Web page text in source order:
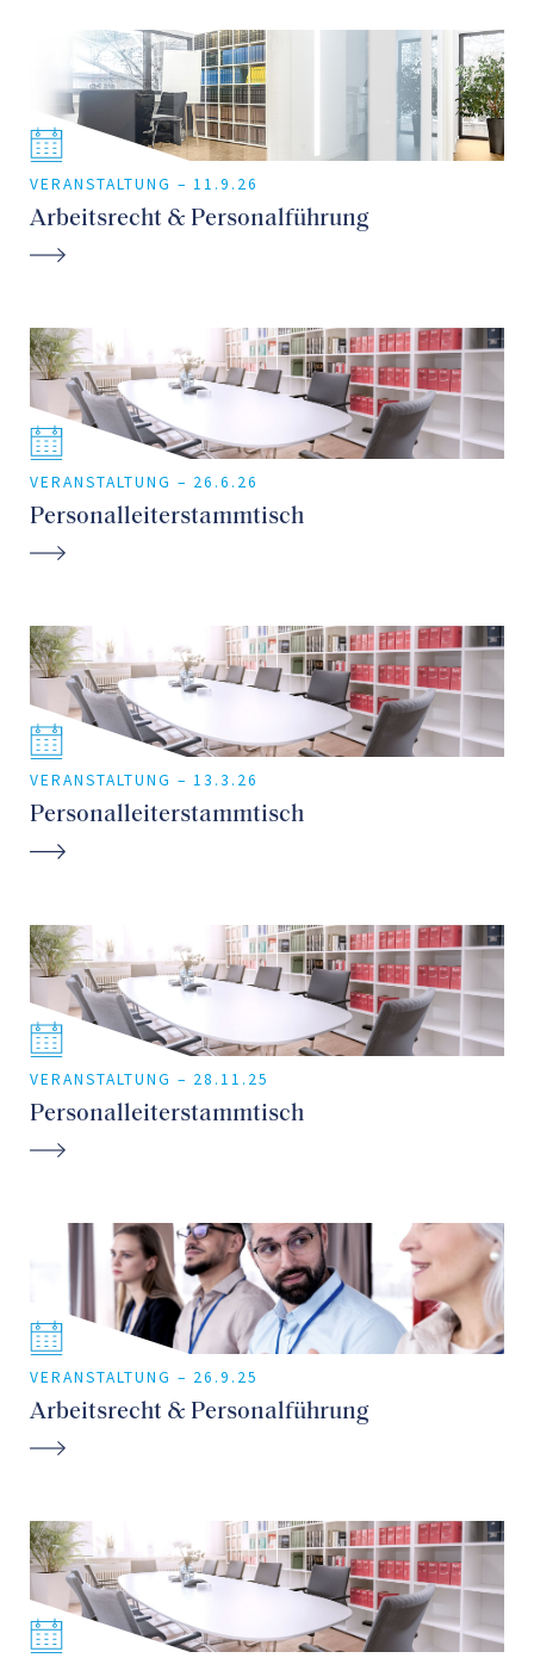
VERANSTALTUNG – 11.9.26
Arbeitsrecht & Personalführung
VERANSTALTUNG – 26.6.26
Personalleiterstammtisch
VERANSTALTUNG – 13.3.26
Personalleiterstammtisch
VERANSTALTUNG – 28.11.25
Personalleiterstammtisch
VERANSTALTUNG – 26.9.25
Arbeitsrecht & Personalführung